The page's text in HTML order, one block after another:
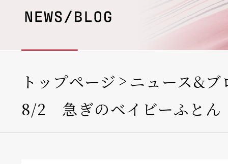
トップページ
ニュース&ブ
8/2 急ぎのベイビーふとん